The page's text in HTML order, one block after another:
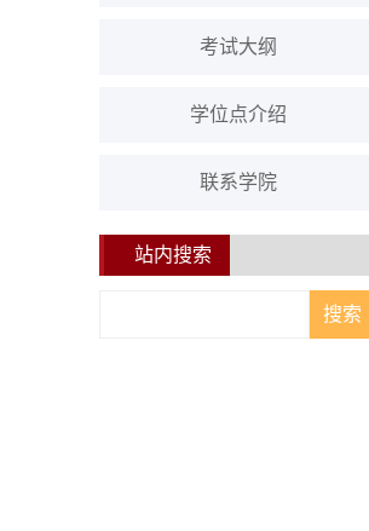
考试大纲
学位点介绍
联系学院
站内搜索